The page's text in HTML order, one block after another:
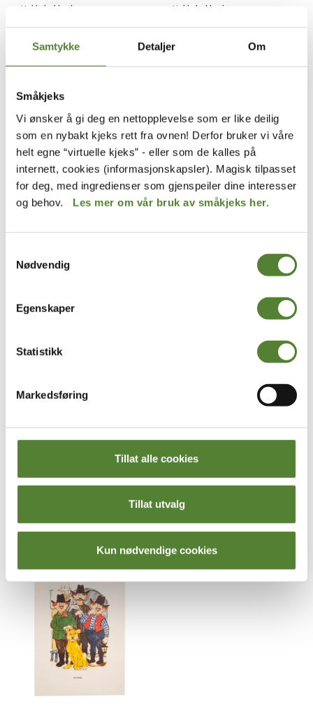
Samtykke Detaljer Om
Småkjeks
Vi ønsker å gi deg en nettopplevelse som er like deilig
som en nybakt kjeks rett fra ovnen! Derfor bruker vi våre
helt egne “virtuelle kjeks” - eller som de kalles på
internett, cookies (informasjonskapsler). Magisk tilpasset
for deg, med ingredienser som gjenspeiler dine interesser
og behov. Les mer om vår bruk av småkjeks her.
Nødvendig
Egenskaper
Statistikk
Markedsføring
Tillat alle cookies
Tillat utvalg
Kun nødvendige cookies
Hakkebakkeskogen
40,–
Hakkebakkeskogen
40
Kardemomme by
KARDEMOMMELOVEN
Hakkebakkeskogen
PLAKAT, A4, LOV FOR
HAKKEBAKKESKOGEN
Kardemomme by
KARDEMOMME BY PLAKAT
40,–
Kardemomme by
KARDEMOMME BY PLAKAT
A4, TANTE SOFIE
40,–